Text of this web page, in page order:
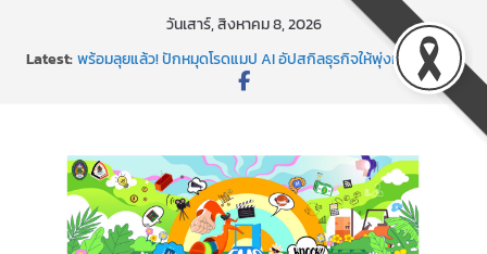
วันเสาร์, สิงหาคม 8, 2026
Latest:พร้อมลุยแล้ว! ปักหมุดโรดแมป AI อัปสกิลธุรกิจให้พุ่งทะยาน
พาธุรกิจท้องถิ่นสู่ตลาดโลก ด้วยเทคโนโลยี AI!
นอกจากเทคโนโลยีจะล้ำ หัวใจคนทำธุรกิจก็ต้องสตรอง!